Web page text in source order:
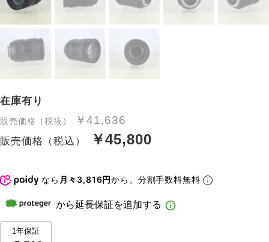
在庫有り
販売価格（税抜） ￥41,636
販売価格（税込） ￥45,800
なら 月々3,816円から。分割手数料無料